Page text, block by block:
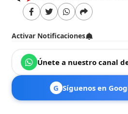
Activar Notificaciones
Únete a nuestro canal
G Síguenos en